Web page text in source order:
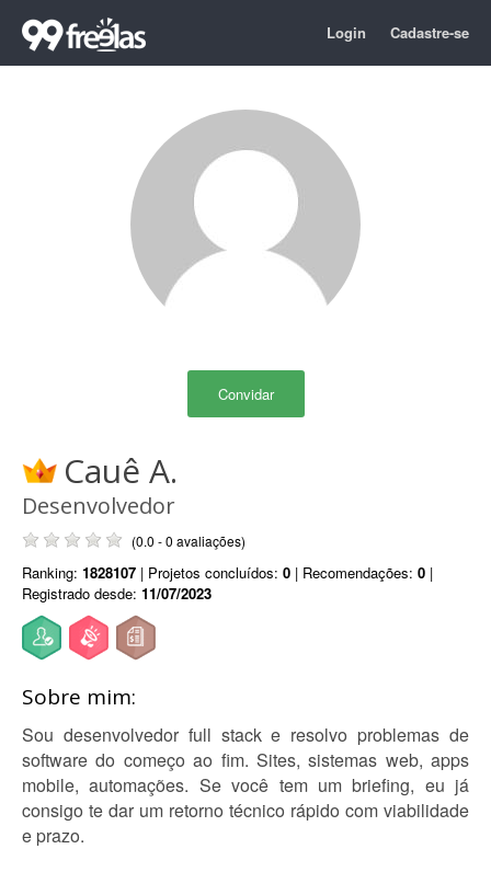
Login Cadastre-se
Convidar
Cauê A.
Desenvolvedor
(0.0 - 0 avaliações)
Ranking: 1828107 | Projetos concluídos: 0 | Recomendações: 0 |
Registrado desde: 11/07/2023
Sobre mim:
Sou desenvolvedor full stack e resolvo problemas de
software do começo ao fim. Sites, sistemas web, apps
mobile, automações. Se você tem um briefing, eu já
consigo te dar um retorno técnico rápido com viabilidade
e prazo.